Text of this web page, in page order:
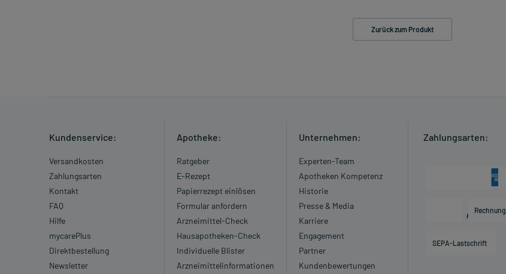
Zurück zum Produkt
Kundenservice:
Versandkosten
Zahlungsarten
Kontakt
FAQ
Hilfe
mycarePlus
Direktbestellung
Newsletter
Apotheke:
Ratgeber
E-Rezept
Papierrezept einlösen
Formular anfordern
Arzneimittel-Check
Hausapotheken-Check
Individuelle Blister
Arzneimittelinformationen
Unternehmen:
Experten-Team
Apotheken Kompetenz
Historie
Presse & Media
Karriere
Engagement
Partner
Kundenbewertungen
Zahlungsarten:
Rechnung
SEPA-Lastschrift